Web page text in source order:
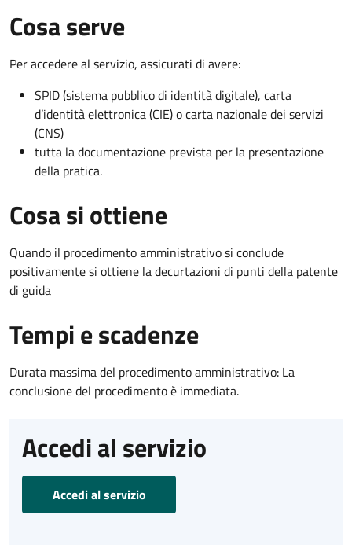
Cosa serve
Per accedere al servizio, assicurati di avere:
SPID (sistema pubblico di identità digitale), carta
d’identità elettronica (CIE) o carta nazionale dei servizi
(CNS)
tutta la documentazione prevista per la presentazione
della pratica.
Cosa si ottiene
Quando il procedimento amministrativo si conclude
positivamente si ottiene la decurtazioni di punti della patente
di guida
Tempi e scadenze
Durata massima del procedimento amministrativo: La
conclusione del procedimento è immediata.
Accedi al servizio
Accedi al servizio